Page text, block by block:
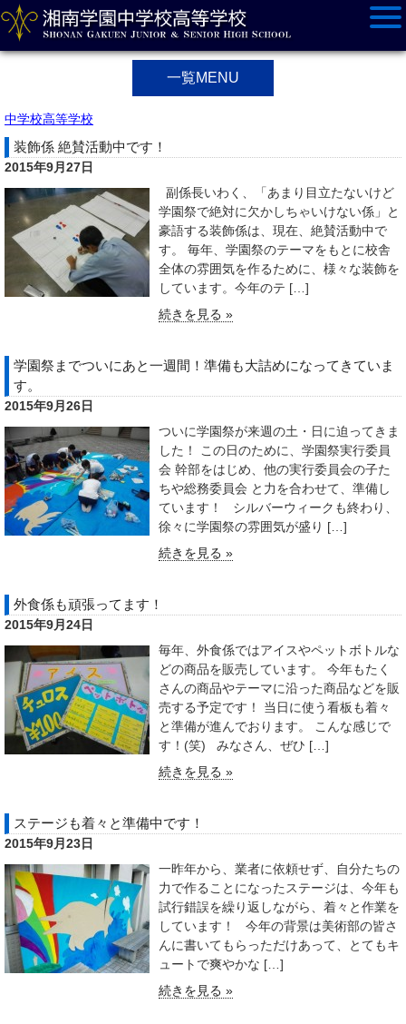
一覧MENU
中学校高等学校
装飾係 絶賛活動中です！
2015年9月27日
副係長いわく、「あまり目立たないけど
学園祭で絶対に欠かしちゃいけない係」と
豪語する装飾係は、現在、絶賛活動中で
す。 毎年、学園祭のテーマをもとに校舎
全体の雰囲気を作るために、様々な装飾を
しています。今年のテ […]
続きを見る »
学園祭までついにあと一週間！準備も大詰めになってきていま
す。
2015年9月26日
ついに学園祭が来週の土・日に迫ってきま
した！ この日のために、学園祭実行委員
会 幹部をはじめ、他の実行委員会の子た
ちや総務委員会 と力を合わせて、準備し
ています！ シルバーウィークも終わり、
徐々に学園祭の雰囲気が盛り […]
続きを見る »
外食係も頑張ってます！
2015年9月24日
毎年、外食係ではアイスやペットボトルな
どの商品を販売しています。 今年もたく
さんの商品やテーマに沿った商品などを販
売する予定です！ 当日に使う看板も着々
と準備が進んでおります。 こんな感じで
す！(笑) みなさん、ぜひ […]
続きを見る »
ステージも着々と準備中です！
2015年9月23日
一昨年から、業者に依頼せず、自分たちの
力で作ることになったステージは、今年も
試行錯誤を繰り返しながら、着々と作業を
しています！ 今年の背景は美術部の皆さ
んに書いてもらっただけあって、とてもキ
ュートで爽やかな […]
続きを見る »